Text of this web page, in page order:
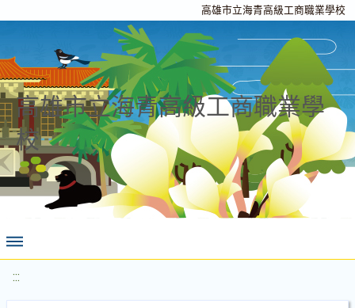
高雄市立海青高級工商職業學校
高雄市立海青高級工商職業學
校
:::